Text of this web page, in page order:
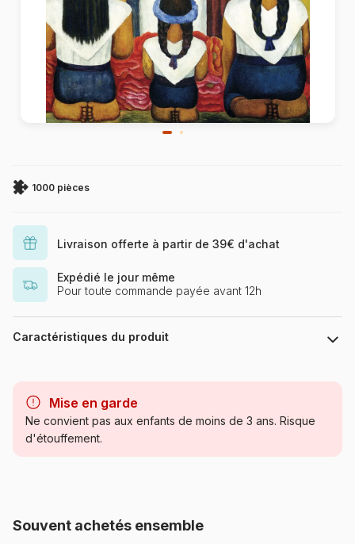
1000 pièces
Livraison offerte à partir de 39€ d'achat
Expédié le jour même
Pour toute commande payée avant 12h
Caractéristiques du produit
Catégorie Puzzles - Art
Mise en garde
Ne convient pas aux enfants de moins de 3 ans. Risque
d'étouffement.
Souvent achetés ensemble